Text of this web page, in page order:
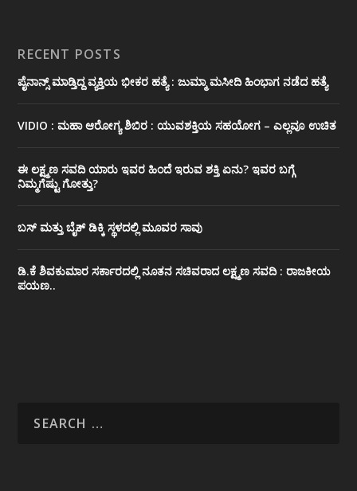
RECENT POSTS
ಪೈನಾನ್ಸ್ ಮಾಡ್ತಿದ್ದ ವ್ಯಕ್ತಿಯ ಭೀಕರ‌ ಹತ್ಯೆ : ಜುಮ್ಮಾ ಮಸೀದಿ ಹಿಂಭಾಗ ನಡೆದ ಹತ್ಯೆ
VIDIO : ಮಹಾ ಆರೋಗ್ಯ ಶಿಬಿರ : ಯುವಶಕ್ತಿಯ ಸಹಯೋಗ – ಎಲ್ಲವೂ ಉಚಿತ
ಈ ಲಕ್ಷ್ಮಣ ಸವದಿ ಯಾರು ಇವರ ಹಿಂದೆ ಇರುವ ಶಕ್ತಿ ಏನು? ಇವರ ಬಗ್ಗೆ
ನಿಮ್ಮಗೆಷ್ಟು ಗೋತ್ತು?
ಬಸ್ ಮತ್ತು ಬೈಕ್ ಡಿಕ್ಕಿ ಸ್ಥಳದಲ್ಲಿ ಮೂವರ ಸಾವು
ಡಿ.ಕೆ ಶಿವಕುಮಾರ ಸರ್ಕಾರದಲ್ಲಿ ನೂತನ ಸಚಿವರಾದ ಲಕ್ಷ್ಮಣ ಸವದಿ : ರಾಜಕೀಯ
ಪಯಣ..